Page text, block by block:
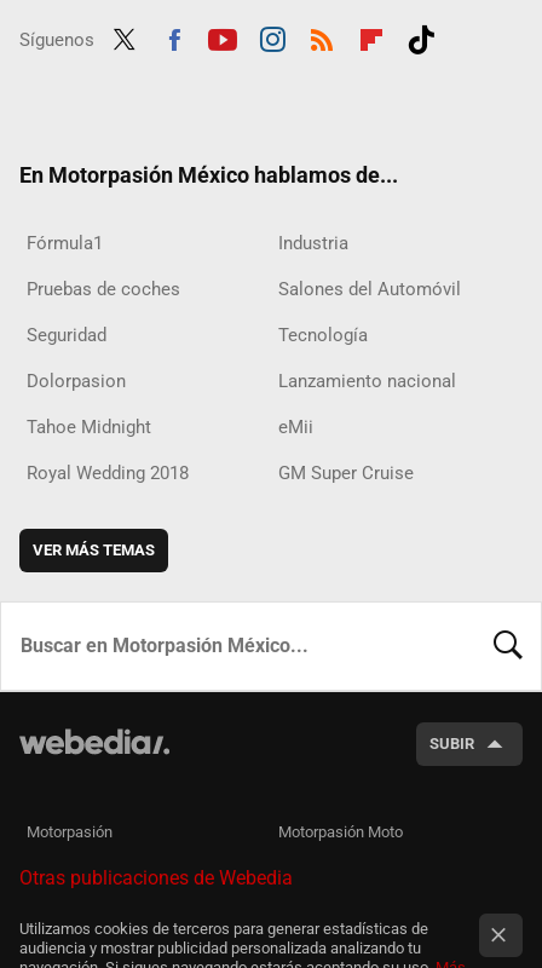
Síguenos
En Motorpasión México hablamos de...
Fórmula1 Industria
Pruebas de coches Salones del Automóvil
Seguridad Tecnología
Dolorpasion Lanzamiento nacional
Tahoe Midnight eMii
Royal Wedding 2018 GM Super Cruise
VER MÁS TEMAS
SUBIR
Motorpasión Motorpasión Moto
Otras publicaciones de Webedia
Utilizamos cookies de terceros para generar estadísticas de
audiencia y mostrar publicidad personalizada analizando tu